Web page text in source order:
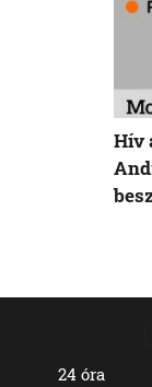
24 óra
Hív